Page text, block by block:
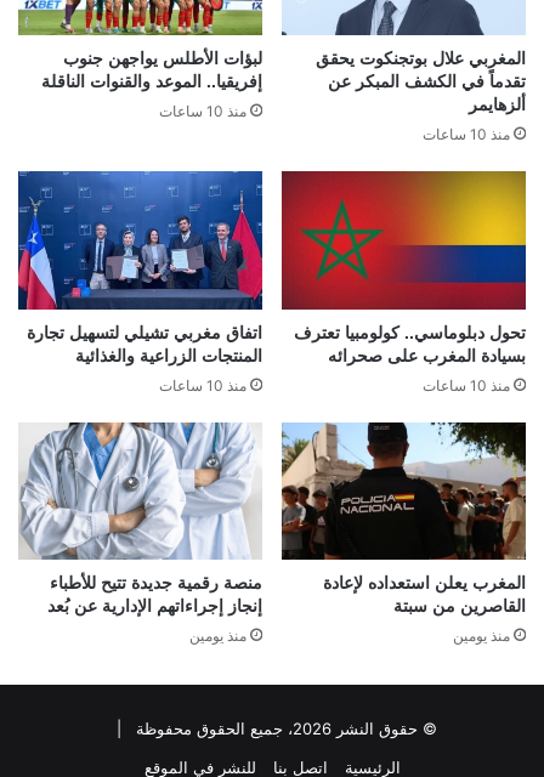
المغربي علال بوتجنكوت يحقق
تقدماً في الكشف المبكر عن
ألزهايمر
منذ 10 ساعات
لبؤات الأطلس يواجهن جنوب
إفريقيا.. الموعد والقنوات الناقلة
منذ 10 ساعات
تحول دبلوماسي.. كولومبيا تعترف
بسيادة المغرب على صحرائه
منذ 10 ساعات
اتفاق مغربي تشيلي لتسهيل تجارة
المنتجات الزراعية والغذائية
منذ 10 ساعات
المغرب يعلن استعداده لإعادة
القاصرين من سبتة
منذ يومين
منصة رقمية جديدة تتيح للأطباء
إنجاز إجراءاتهم الإدارية عن بُعد
منذ يومين
© حقوق النشر 2026، جميع الحقوق محفوظة |
الرئيسية
اتصل بنا للنشر في الموقع